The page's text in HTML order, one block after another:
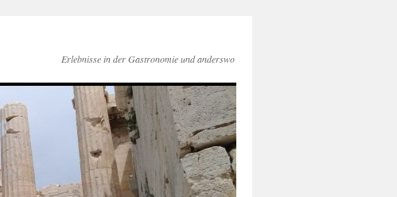
Erlebnisse in der Gastronomie und anderswo